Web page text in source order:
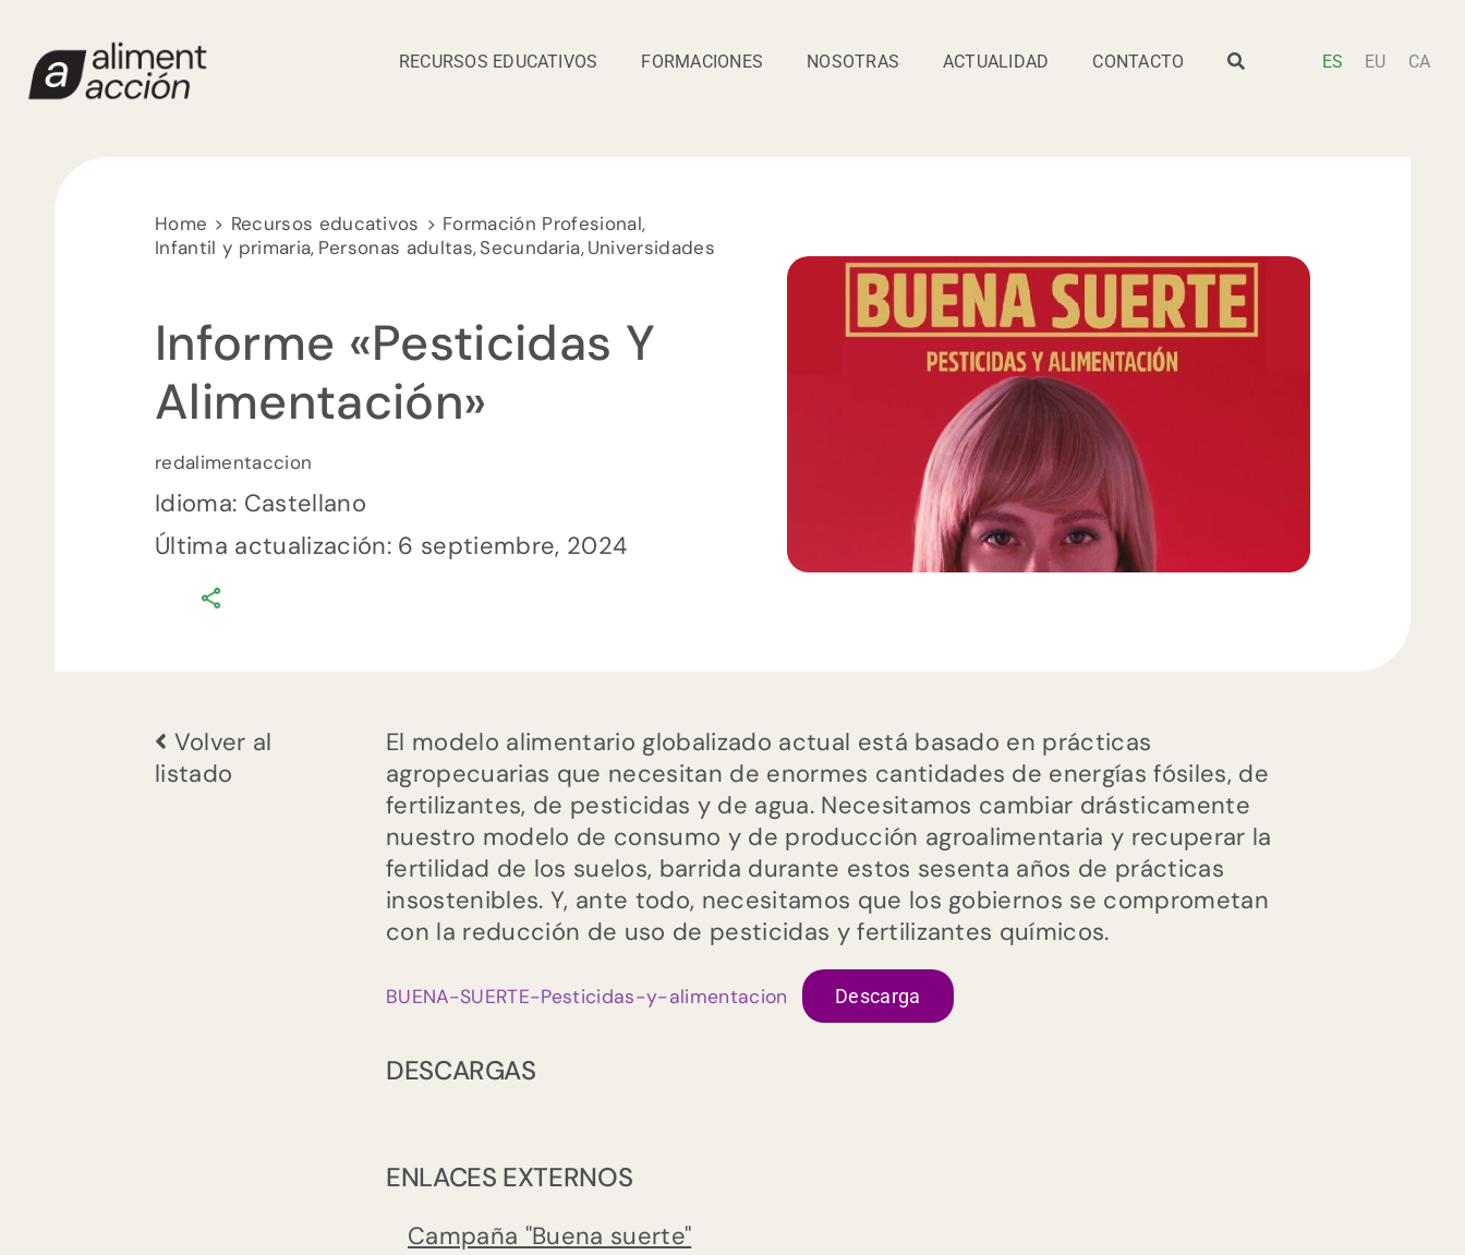
contenido
RECURSOS EDUCATIVOS FORMACIONES NOSOTRAS ACTUALIDAD CONTACTO ES EU CA
Home Recursos educativos
Formación Profesional
Infantil y primaria Personas adultas Secundaria Universidades
Informe «Pesticidas Y
Alimentación»
redalimentaccion
Idioma: Castellano
Última actualización: 6 septiembre, 2024
comments
y
alimentación»
Volver al
listado
El modelo alimentario globalizado actual está basado en prácticas
agropecuarias que necesitan de enormes cantidades de energías fósiles, de
fertilizantes, de pesticidas y de agua. Necesitamos cambiar drásticamente
nuestro modelo de consumo y de producción agroalimentaria y recuperar la
fertilidad de los suelos, barrida durante estos sesenta años de prácticas
insostenibles. Y, ante todo, necesitamos que los gobiernos se comprometan
con la reducción de uso de pesticidas y fertilizantes químicos.
BUENA-SUERTE-Pesticidas-y-alimentacion Descarga
DESCARGAS
ENLACES EXTERNOS
Campaña "Buena suerte"